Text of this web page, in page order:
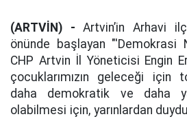
(ARTVİN) -Artvin’in Arhavi
önünde başlayan "'Demokrasi
CHP Artvin İl Yöneticisi Engin
çocuklarımızın geleceği için
daha demokratik ve daha
olabilmesi için, yarınlardan